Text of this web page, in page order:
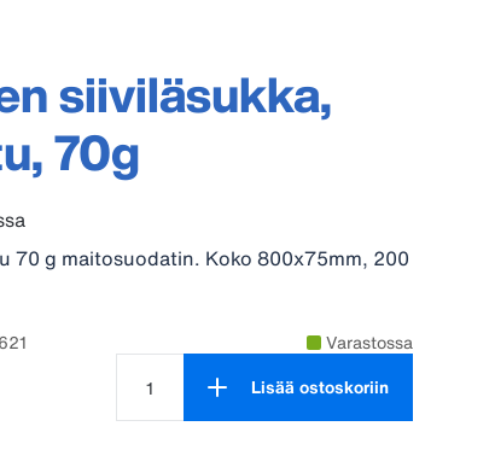
siiviläsukka,
70g
70 g maitosuodatin. Koko 800x75mm, 200
Varastossa
Lisää ostoskoriin